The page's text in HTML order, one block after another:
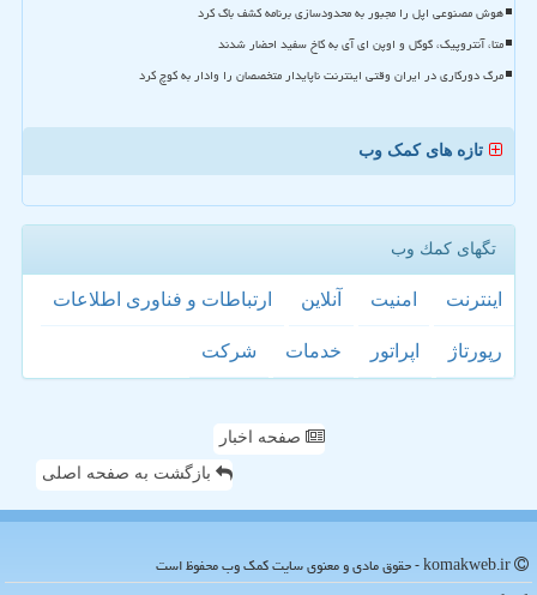
هوش مصنوعی اپل را مجبور به محدودسازی برنامه کشف باگ کرد
متا، آنتروپیک، گوگل و اوپن ای آی به کاخ سفید احضار شدند
مرگ دورکاری در ایران وقتی اینترنت ناپایدار متخصصان را وادار به کوچ کرد
تازه های کمک وب
تگهای كمك وب
اینترنت امنیت آنلاین ارتباطات و فناوری اطلاعات
رپورتاژ اپراتور خدمات شركت
صفحه اخبار
بازگشت به صفحه اصلی